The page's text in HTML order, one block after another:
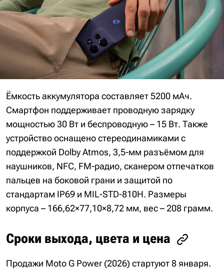
Ёмкость аккумулятора составляет 5200 мАч.
Смартфон поддерживает проводную зарядку
мощностью 30 Вт и беспроводную – 15 Вт. Также
устройство оснащено стереодинамиками с
поддержкой Dolby Atmos, 3,5-мм разъёмом для
наушников, NFC, FM-радио, сканером отпечатков
пальцев на боковой грани и защитой по
стандартам IP69 и MIL-STD-810H. Размеры
корпуса – 166,62×77,10×8,72 мм, вес – 208 грамм.
Сроки выхода, цвета и цена
Продажи Moto G Power (2026) стартуют 8 января.